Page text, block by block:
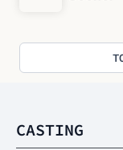
CASTING